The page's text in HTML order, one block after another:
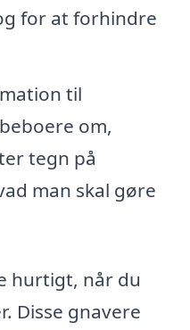
for at forhindre
til
om,
tegn på
man skal gøre
hurtigt, når du
Disse gnavere